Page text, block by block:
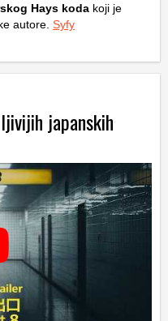
Hays koda koji je
autore. Syfy
japanskih